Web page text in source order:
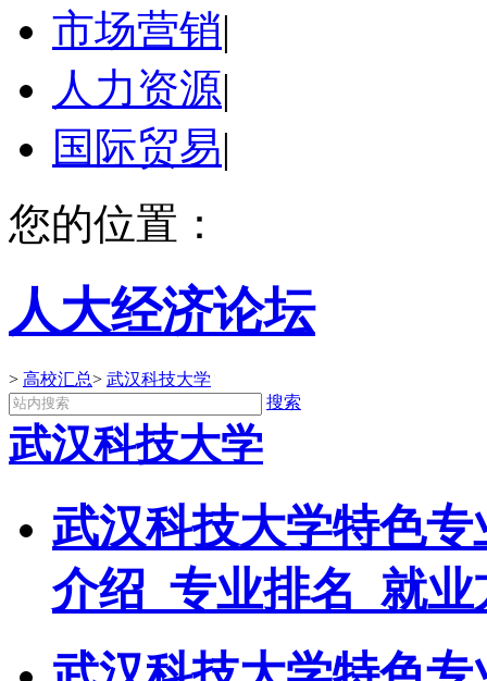
市场营销|
人力资源|
国际贸易|
您的位置：
人大经济论坛
> 高校汇总> 武汉科技大学
搜索
武汉科技大学
武汉科技大学特色
介绍_专业排名_就业